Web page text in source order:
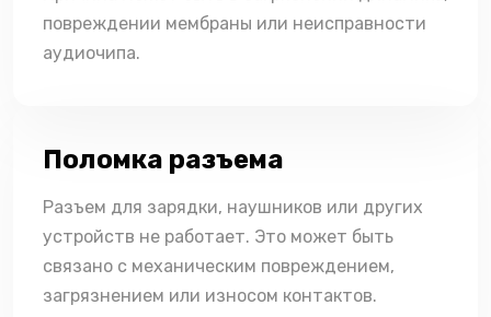
повреждении мембраны или неисправности
аудиочипа.
Поломка разъема
Разъем для зарядки, наушников или других
устройств не работает. Это может быть
связано с механическим повреждением,
загрязнением или износом контактов.